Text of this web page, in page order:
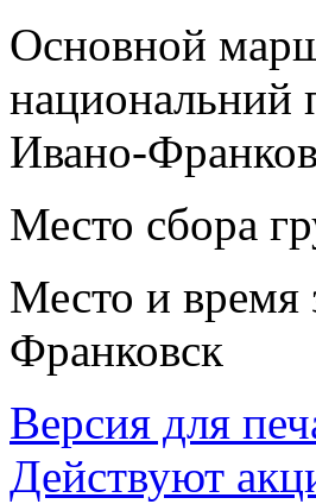
Основной
национальний
Ивано-
Место сбора
Место и время
Франковск
Версия для
Действуют